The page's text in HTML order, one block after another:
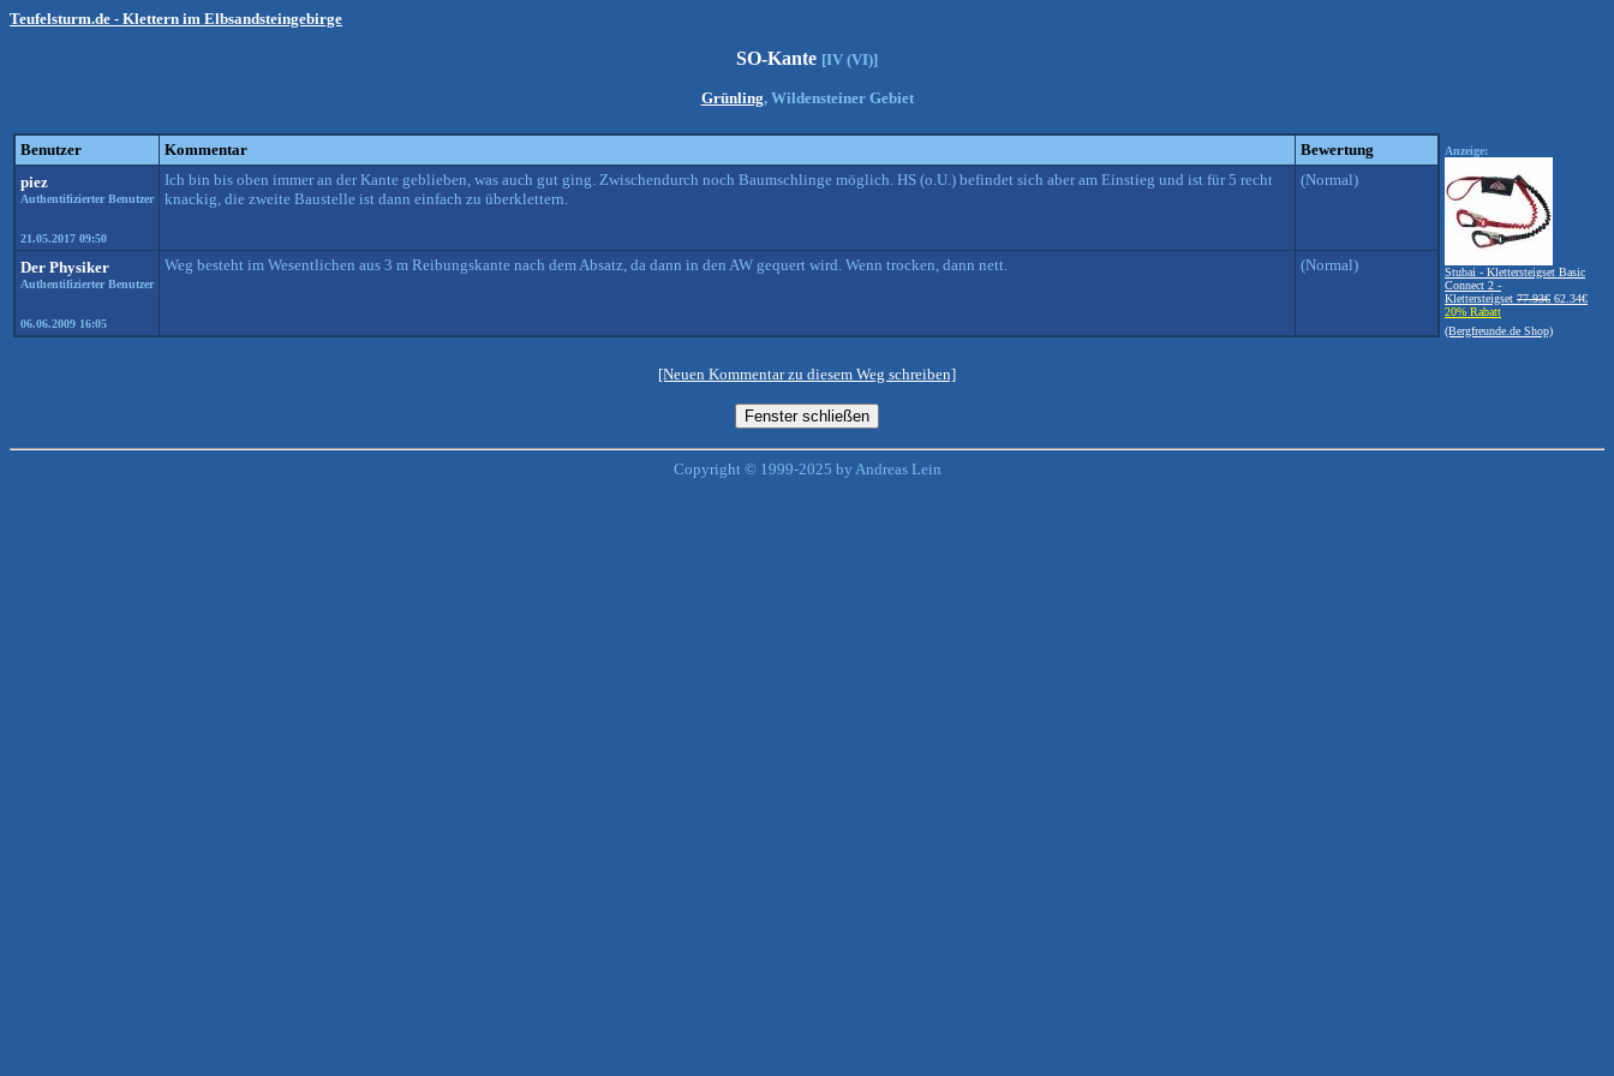
Teufelsturm.de - Klettern im Elbsandsteingebirge
SO-Kante [IV (VI)]
Grünling, Wildensteiner Gebiet
Benutzer Kommentar
Bewertung
piez
Authentifizierter Benutzer
21.05.2017 09:50
Ich bin bis oben immer an der Kante geblieben, was auch gut ging. Zwischendurch noch Baumschlinge möglich. HS (o.U.) befindet sich aber am Einstieg und ist für 5 recht
knackig, die zweite Baustelle ist dann einfach zu überklettern.
(Normal)
Der Physiker
Authentifizierter Benutzer
06.06.2009 16:05
Weg besteht im Wesentlichen aus 3 m Reibungskante nach dem Absatz, da dann in den AW gequert wird. Wenn trocken, dann nett. (Normal)
Anzeige:
Stubai - Klettersteigset Basic
Connect 2 -
Klettersteigset 77.93€ 62.34€
20% Rabatt
(Bergfreunde.de Shop)
[Neuen Kommentar zu diesem Weg schreiben]
Copyright © 1999-2025 by Andreas Lein